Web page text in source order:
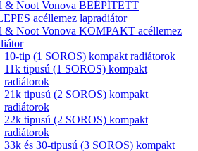
& Noot Vonova BEÉPÍTETT
acéllemez lapradiátor
& Noot Vonova KOMPAKT acéllemez
10-tip (1 SOROS) kompakt radiátorok
11k tipusú (1 SOROS) kompakt
radiátorok
21k tipusú (2 SOROS) kompakt
radiátorok
22k tipusú (2 SOROS) kompakt
radiátorok
33k és 30-tipusú (3 SOROS) kompakt